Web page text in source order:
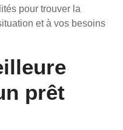
pour trouver la
et à vos besoins
prêt